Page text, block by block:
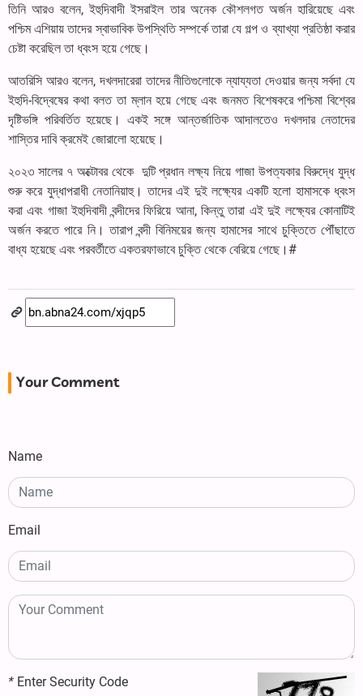
তিনি আরও বলেন, ইহুদিবাদী ইসরাইল তার অনেক কৌশলগত অর্জন হারিয়েছে এবং
পশ্চিম এশিয়ায় তাদের স্বাভাবিক উপস্থিতি সম্পর্কে তারা যে গল্প ও ব্যাখ্যা প্রতিষ্ঠা করার
চেষ্টা করেছিল তা ধ্বংস হয়ে গেছে।
আতরিসি আরও বলেন, দখলদারেরা তাদের নীতিগুলোকে ন্যায্যতা দেওয়ার জন্য সর্বদা যে
ইহুদি-বিদ্বেষের কথা বলত তা ম্লান হয়ে গেছে এবং জনমত বিশেষকরে পশ্চিমা বিশ্বের
দৃষ্টিভঙ্গি পরিবর্তিত হয়েছে। একই সঙ্গে আন্তর্জাতিক আদালতেও দখলদার নেতাদের
শাস্তির দাবি ক্রমেই জোরালো হয়েছে।
২০২৩ সালের ৭ অক্টোবর থেকে দুটি প্রধান লক্ষ্য নিয়ে গাজা উপত্যকার বিরুদ্ধে যুদ্ধ
শুরু করে যুদ্ধাপরাধী নেতানিয়াহু। তাদের এই দুই লক্ষ্যের একটি হলো হামাসকে ধ্বংস
করা এবং গাজা ইহুদিবাদী বন্দীদের ফিরিয়ে আনা, কিন্তু তারা এই দুই লক্ষ্যের কোনাটিই
অর্জন করতে পারে নি। তারাপ বন্দী বিনিময়ের জন্য হামাসের সাথে চুক্তিতে পৌঁছাতে
বাধ্য হয়েছে এবং পরবর্তীতে একতরফাভাবে চুক্তি থেকে বেরিয়ে গেছে।#
Your Comment
Name
Email
* Enter Security Code